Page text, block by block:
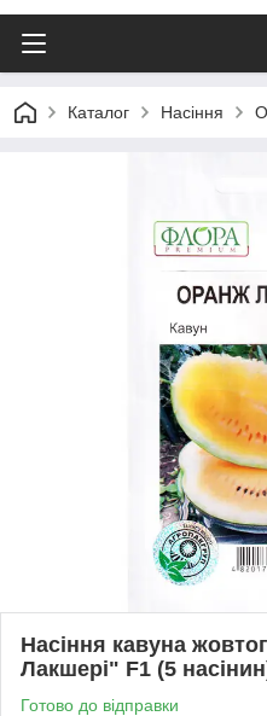
Каталог Насіння
Насіння кавуна
Лакшері" F1 (5
Готово до відправки